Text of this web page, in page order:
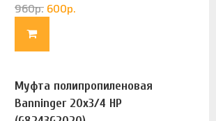
960р. 600р.
Муфта полипропиленовая
Banninger 20х3/4 НР